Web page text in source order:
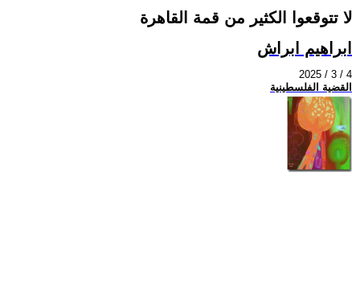
لا تتوقعوا الكثير من قمة القاهرة
ابراهيم ابراش
2025 / 3 / 4
القضية الفلسطينية